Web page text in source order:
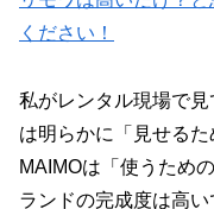
ください！
私がレンタル現場で
は明らかに「見せるた
MAIMOは「使うため
ランドの完成度は高